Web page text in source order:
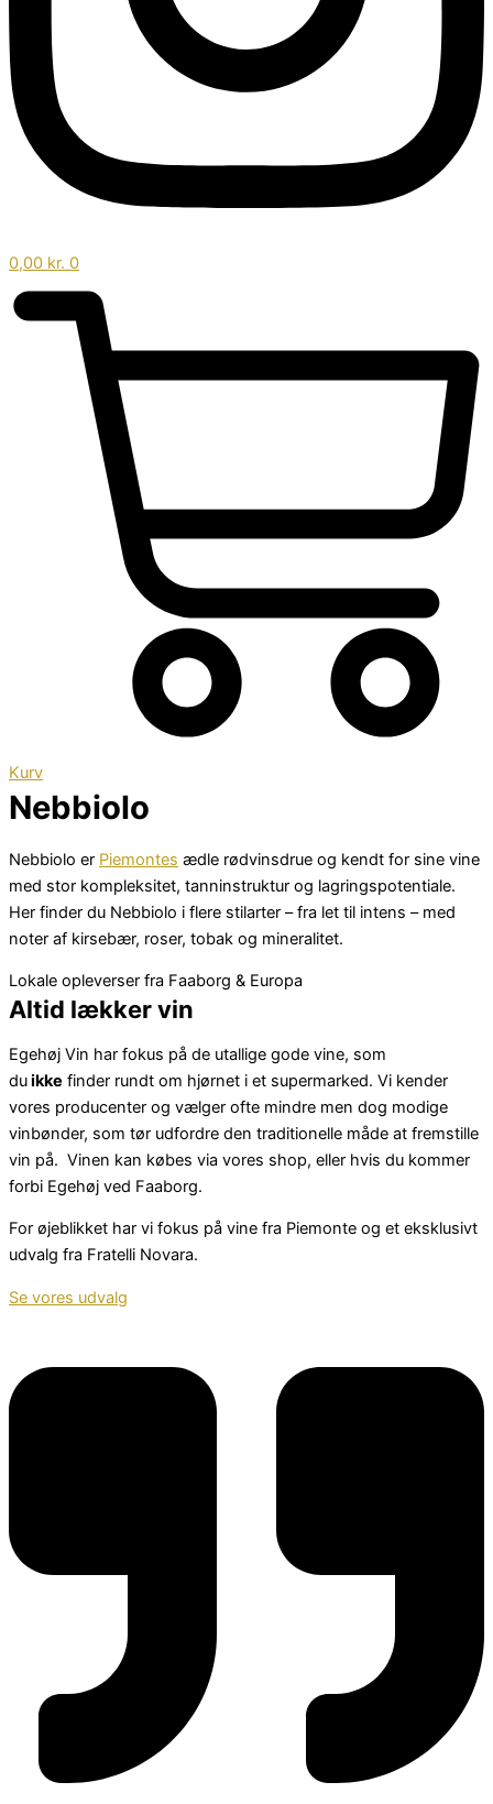
0,00 kr. 0
Kurv
Nebbiolo
Nebbiolo er Piemontes ædle rødvinsdrue og kendt for sine vine
med stor kompleksitet, tanninstruktur og lagringspotentiale.
Her finder du Nebbiolo i flere stilarter – fra let til intens – med
noter af kirsebær, roser, tobak og mineralitet.
Lokale opleverser fra Faaborg & Europa
Altid lækker vin
Egehøj Vin har fokus på de utallige gode vine, som
duikke finder rundt om hjørnet i et supermarked. Vi kender
vores producenter og vælger ofte mindre men dog modige
vinbønder, som tør udfordre den traditionelle måde at fremstille
vin på. Vinen kan købes via vores shop, eller hvis du kommer
forbi Egehøj ved Faaborg.
For øjeblikket har vi fokus på vine fra Piemonte og et eksklusivt
udvalg fra Fratelli Novara.
Se vores udvalg